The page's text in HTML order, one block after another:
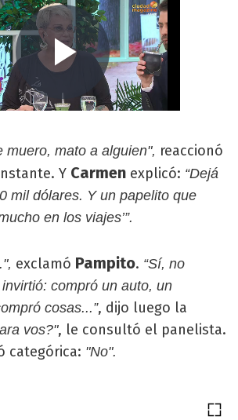
muero, mato a alguien", reaccionó
Y Carmen explicó: “Dejá
mil dólares. Y un papelito que
en los viajes’”.
exclamó Pampito. “Sí, no
compró un auto, un
cosas...”, dijo luego la
vos?", le consultó el panelista.
categórica: "No".